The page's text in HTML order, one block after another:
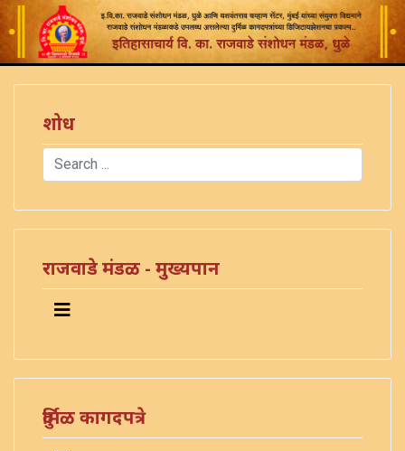
शोध
Search
राजवाडे मंडळ - मुख्यपान
दुर्मिळ कागदपत्रे